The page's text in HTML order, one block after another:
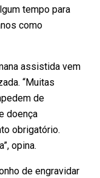
tempo para
como
assistida vem
“Muitas
de
doença
obrigatório.
opina.
de engravidar